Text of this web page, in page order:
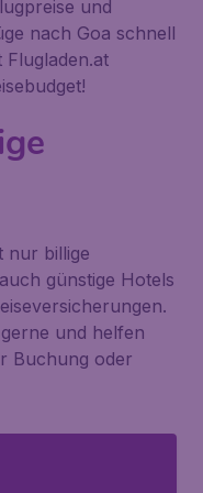
und
nach Goa schnell
nur billige
günstige Hotels
und helfen
Buchung oder